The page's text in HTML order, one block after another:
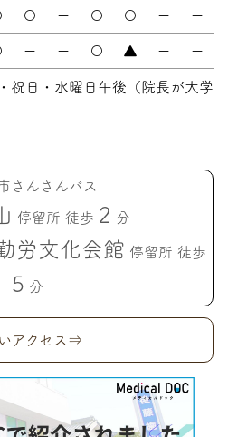
〇 ー 〇 〇 ー ー
ー ー 〇 ▲ ー ー
祝日・水曜日午後（院長が大学
さんさんバス
停留所 徒歩 2 分
労文化会館 停留所 徒歩
5 分
アクセス⇒